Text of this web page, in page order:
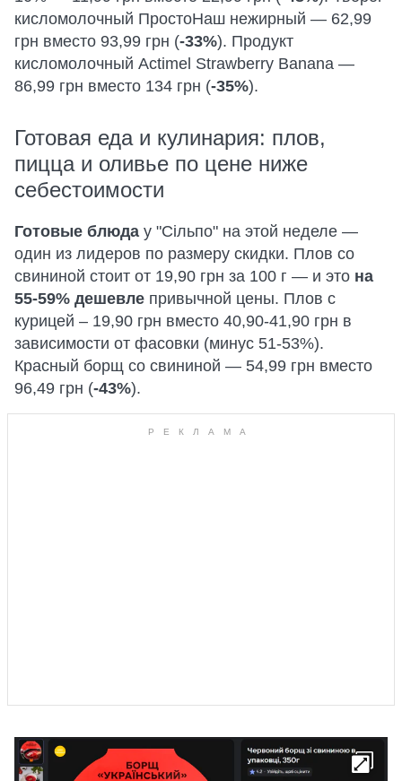
кисломолочный ПростоНаш нежирный — 62,99
грн вместо 93,99 грн (-33%). Продукт
кисломолочный Actimel Strawberry Banana —
86,99 грн вместо 134 грн (-35%).
Готовая еда и кулинария: плов,
пицца и оливье по цене ниже
себестоимости
Готовые блюда у "Сільпо" на этой неделе —
один из лидеров по размеру скидки. Плов со
свининой стоит от 19,90 грн за 100 г — и это на
55-59% дешевле привычной цены. Плов с
курицей – 19,90 грн вместо 40,90-41,90 грн в
зависимости от фасовки (минус 51-53%).
Красный борщ со свининой — 54,99 грн вместо
96,49 грн (-43%).